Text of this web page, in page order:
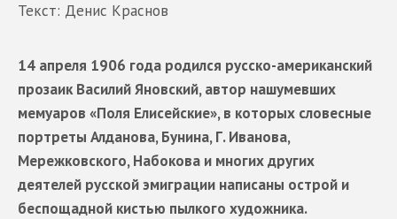
Текст: Денис Краснов
14 апреля 1906 года родился русско-американский
прозаик Василий Яновский, автор нашумевших
мемуаров «Поля Елисейские», в которых словесные
портреты Алданова, Бунина, Г. Иванова,
Мережковского, Набокова и многих других
деятелей русской эмиграции написаны острой и
беспощадной кистью пылкого художника.